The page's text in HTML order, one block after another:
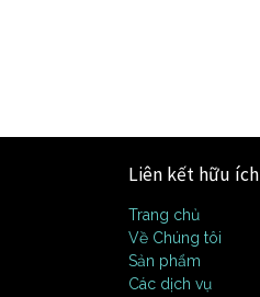
Liên kết hữu ích
Trang chủ
Về Chúng tôi
Sản phẩm
Các dịch vụ